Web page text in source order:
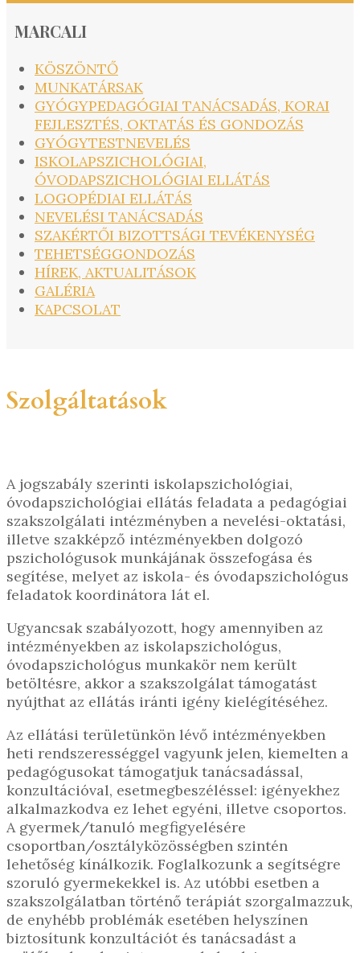
MARCALI
KÖSZÖNTŐ
MUNKATÁRSAK
GYÓGYPEDAGÓGIAI TANÁCSADÁS, KORAI
FEJLESZTÉS, OKTATÁS ÉS GONDOZÁS
GYÓGYTESTNEVELÉS
ISKOLAPSZICHOLÓGIAI,
ÓVODAPSZICHOLÓGIAI ELLÁTÁS
LOGOPÉDIAI ELLÁTÁS
NEVELÉSI TANÁCSADÁS
SZAKÉRTŐI BIZOTTSÁGI TEVÉKENYSÉG
TEHETSÉGGONDOZÁS
HÍREK, AKTUALITÁSOK
GALÉRIA
KAPCSOLAT
Szolgáltatások
A jogszabály szerinti iskolapszichológiai,
óvodapszichológiai ellátás feladata a pedagógiai
szakszolgálati intézményben a nevelési-oktatási,
illetve szakképző intézményekben dolgozó
pszichológusok munkájának összefogása és
segítése, melyet az iskola- és óvodapszichológus
feladatok koordinátora lát el.
Ugyancsak szabályozott, hogy amennyiben az
intézményekben az iskolapszichológus,
óvodapszichológus munkakör nem került
betöltésre, akkor a szakszolgálat támogatást
nyújthat az ellátás iránti igény kielégítéséhez.
Az ellátási területünkön lévő intézményekben
heti rendszerességgel vagyunk jelen, kiemelten a
pedagógusokat támogatjuk tanácsadással,
konzultációval, esetmegbeszéléssel: igényekhez
alkalmazkodva ez lehet egyéni, illetve csoportos.
A gyermek/tanuló megfigyelésére
csoportban/osztályközösségben szintén
lehetőség kínálkozik. Foglalkozunk a segítségre
szoruló gyermekekkel is. Az utóbbi esetben a
szakszolgálatban történő terápiát szorgalmazzuk,
de enyhébb problémák esetében helyszínen
biztosítunk konzultációt és tanácsadást a